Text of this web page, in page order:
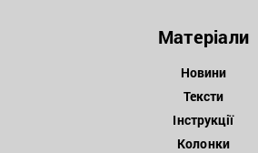
Матеріали
Новини
Тексти
Інструкції
Колонки